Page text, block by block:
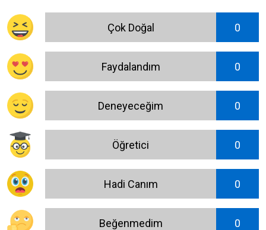
Çok Doğal 0
Faydalandım 0
Deneyeceğim 0
Öğretici 0
Hadi Canım 0
Beğenmedim 0